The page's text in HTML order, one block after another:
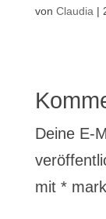
von Claudia |
Deine E-
mit *